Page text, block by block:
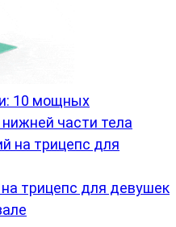
10 мощных
части тела
трицепс для девушек